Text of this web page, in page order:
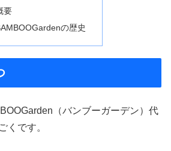
要
の歴史
（バンブーガーデン）代
くです。